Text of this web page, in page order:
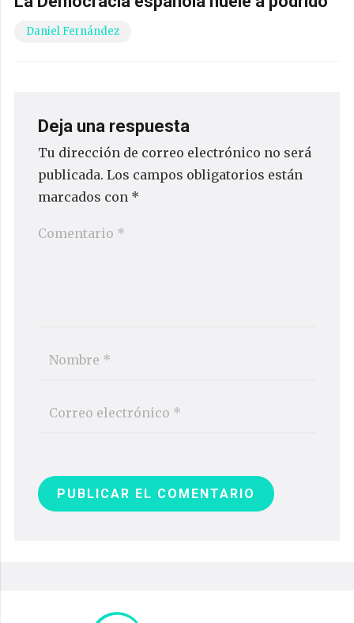
Daniel Fernández
Deja una respuesta
Tu dirección de correo electrónico no será
publicada. Los campos obligatorios están
marcados con *
PUBLICAR EL COMENTARIO